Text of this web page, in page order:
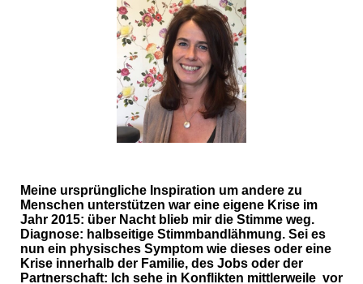
Meine ursprüngliche Inspiration um andere zu
Menschen unterstützen war eine eigene Krise im
Jahr 2015: über Nacht blieb mir die Stimme weg.
Diagnose: halbseitige Stimmbandlähmung. Sei es
nun ein physisches Symptom wie dieses oder eine
Krise innerhalb der Familie, des Jobs oder der
Partnerschaft: Ich sehe in Konflikten mittlerweile vor